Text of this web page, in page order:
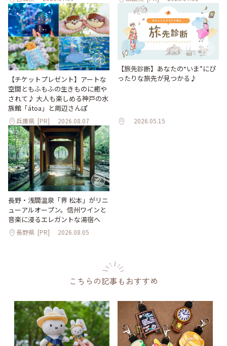
【チケットプレゼント】アートな
空間ともふもふの生きものに癒や
されて♪ 大人も楽しめる神戸の水
族館「átoa」と周辺さんぽ
兵庫県 [PR] 2026.08.07
【旅先診断】あなたの“いま”にぴ
ったりな旅先が見つかる♪
2026.05.15
長野・浅間温泉「界 松本」がリニ
ューアルオープン。信州ワインと
音楽に浸るエレガントな湯宿へ
長野県 [PR] 2026.08.05
こちらの記事もおすすめ